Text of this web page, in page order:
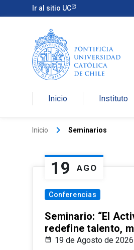
Ir al sitio UC
Inicio Instituto
Inicio keyboard_arrow_right Seminarios
19 AGO
Conferencias
Seminario: “El
redefine talento,
19 de Agosto de 2026